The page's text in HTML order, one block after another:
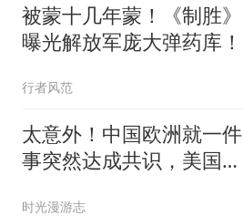
被蒙十几年蒙！《制胜》
曝光解放军庞大弹药库！
行者风范
太意外！中国欧洲就一件
事突然达成共识，美国这
时光漫游志